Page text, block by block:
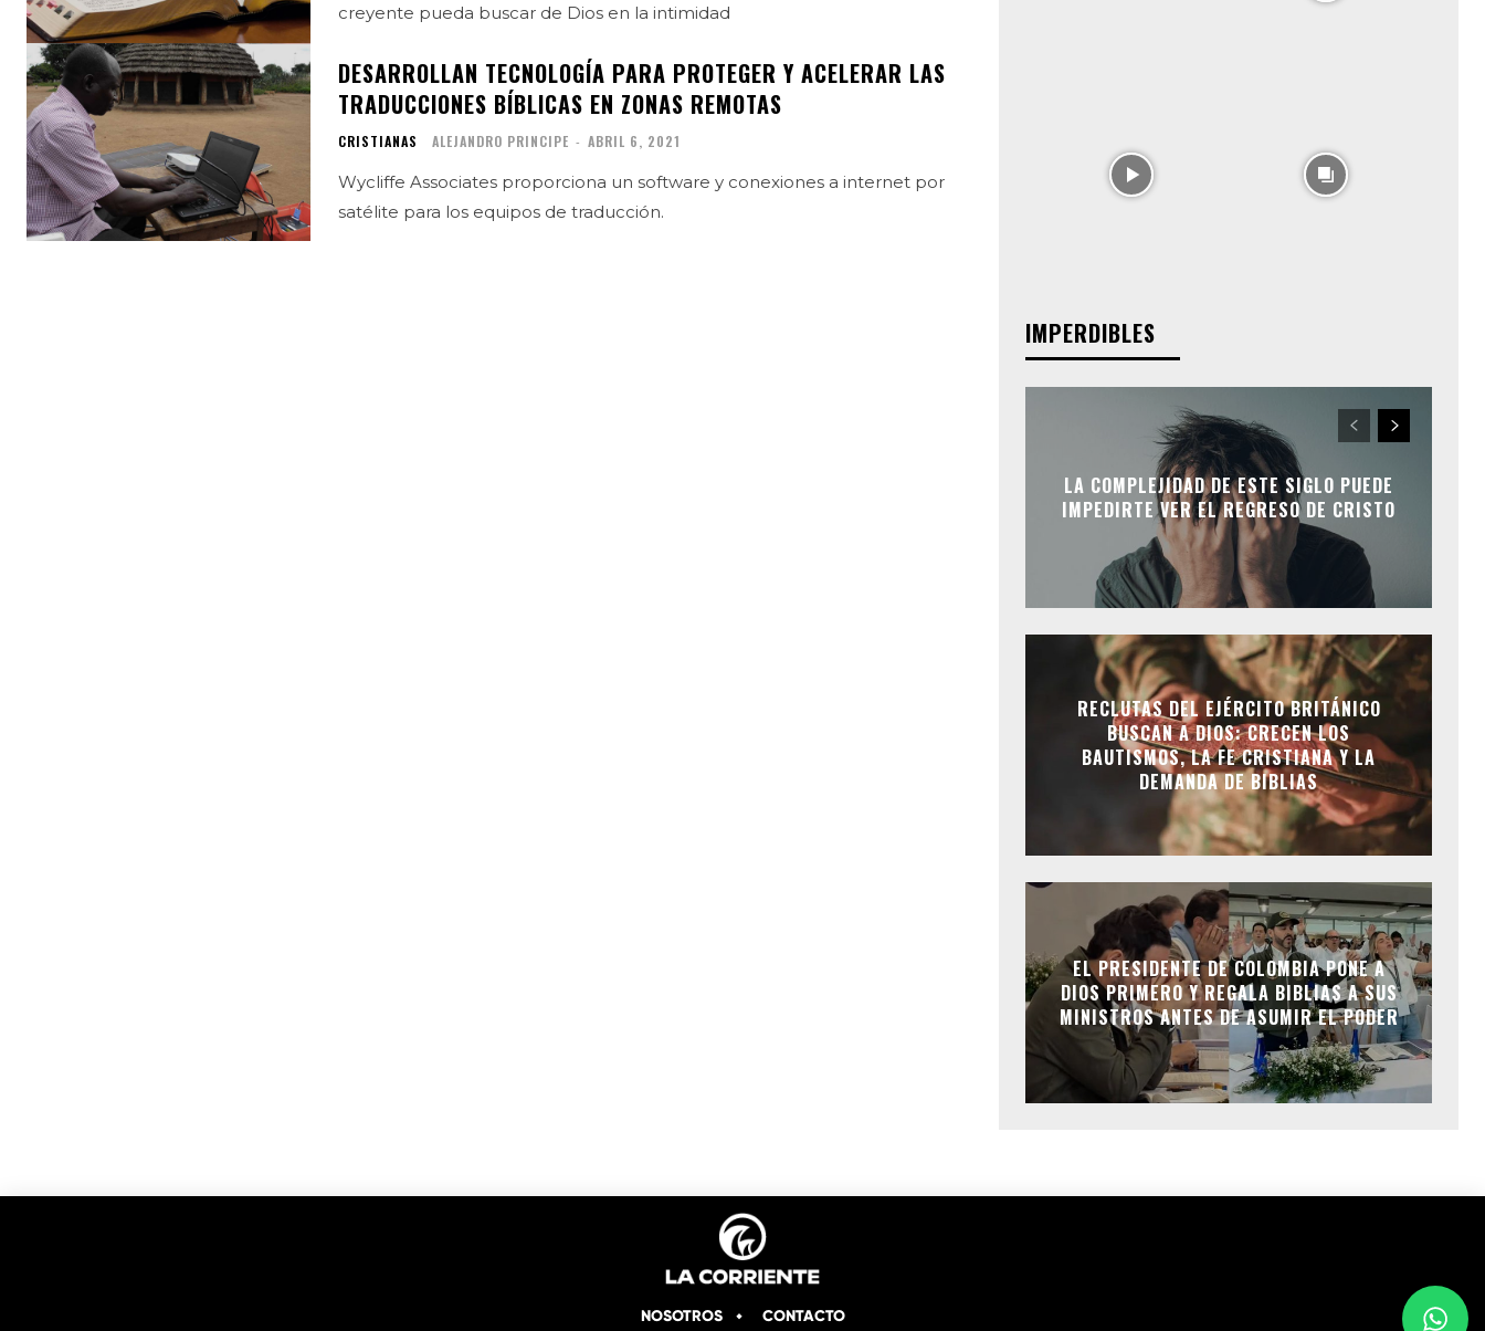
creyente pueda buscar de Dios en la intimidad
DESARROLLAN TECNOLOGÍA PARA PROTEGER Y ACELERAR LAS
TRADUCCIONES BÍBLICAS EN ZONAS REMOTAS
CRISTIANAS ALEJANDRO PRINCIPE - ABRIL 6, 2021
Wycliffe Associates proporciona un software y conexiones a internet por
satélite para los equipos de traducción.
IMPERDIBLES
LA COMPLEJIDAD DE ESTE SIGLO PUEDE
IMPEDIRTE VER EL REGRESO DE CRISTO
RECLUTAS DEL EJÉRCITO BRITÁNICO
BUSCAN A DIOS: CRECEN LOS
BAUTISMOS, LA FE CRISTIANA Y LA
DEMANDA DE BIBLIAS
EL PRESIDENTE DE COLOMBIA PONE A
DIOS PRIMERO Y REGALA BIBLIAS A SUS
MINISTROS ANTES DE ASUMIR EL PODER
NOSOTROS CONTACTO